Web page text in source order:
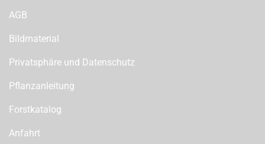
AGB
Bildmaterial
Privatsphäre und Datenschutz
Pflanzanleitung
Forstkatalog
Anfahrt